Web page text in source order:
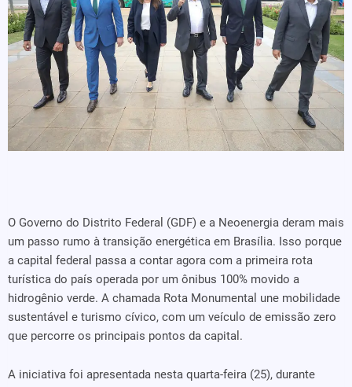
O Governo do Distrito Federal (GDF) e a Neoenergia deram mais
um passo rumo à transição energética em Brasília. Isso porque
a capital federal passa a contar agora com a primeira rota
turística do país operada por um ônibus 100% movido a
hidrogênio verde. A chamada Rota Monumental une mobilidade
sustentável e turismo cívico, com um veículo de emissão zero
que percorre os principais pontos da capital.
A iniciativa foi apresentada nesta quarta-feira (25), durante